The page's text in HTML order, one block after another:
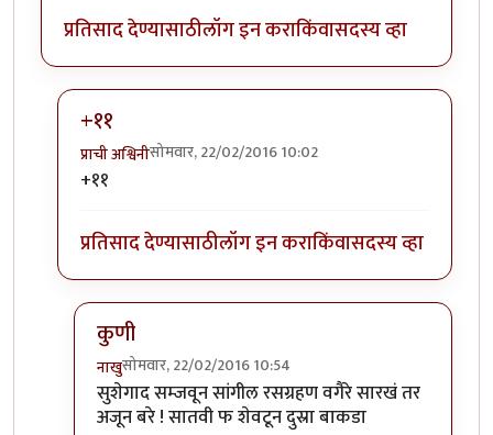
प्रतिसाद देण्यासाठीलॉग इन कराकिंवासदस्य व्हा
+११
प्राची अश्विनीसोमवार, 22/02/2016 10:02
In reply to
+११
प्रतिसाद देण्यासाठीलॉग इन कराकिंवासदस्य व्हा
कुणी
नाखुसोमवार, 22/02/2016 10:54
In reply to+११byप्राची अश्विनी
सुशेगाद सम्जवून सांगील रसग्रहण वगैरे सारखं तर
अजून बरे ! सातवी फ शेवटून दुस्रा बाकडा